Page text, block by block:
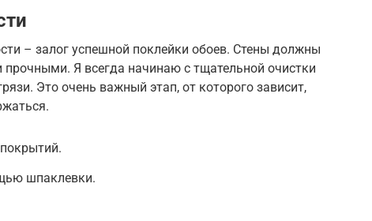
– залог успешной поклейки обоев. Стены должны
Я всегда начинаю с тщательной очистки
Это очень важный этап, от которого зависит,
шпаклевки.